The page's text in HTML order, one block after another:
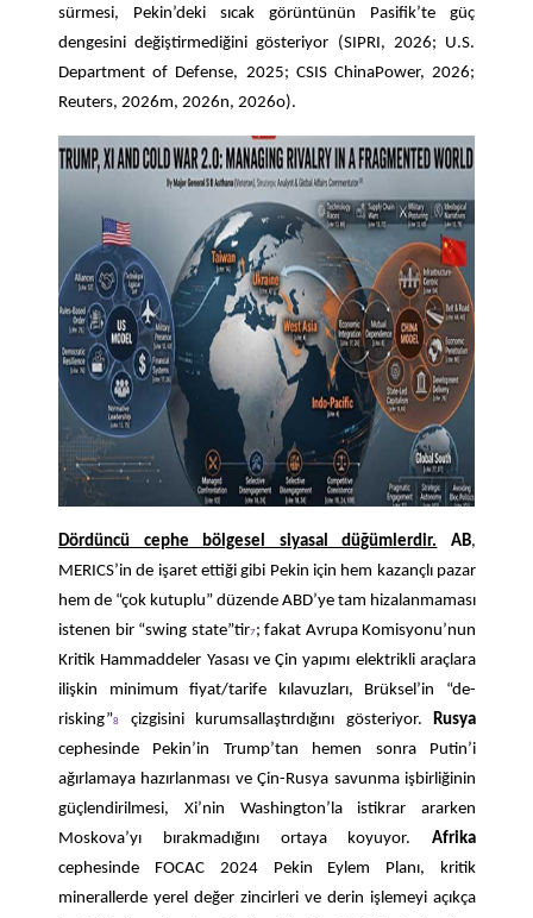
sürmesi, Pekin’deki sıcak görüntünün Pasifik’te güç
dengesini değiştirmediğini gösteriyor (SIPRI, 2026; U.S.
Department of Defense, 2025; CSIS ChinaPower, 2026;
Reuters, 2026m, 2026n, 2026o).
Dördüncü cephe bölgesel siyasal düğümlerdir. AB,
MERICS’in de işaret ettiği gibi Pekin için hem kazançlı pazar
hem de “çok kutuplu” düzende ABD’ye tam hizalanmaması
istenen bir “swing state”tir7; fakat Avrupa Komisyonu’nun
Kritik Hammaddeler Yasası ve Çin yapımı elektrikli araçlara
ilişkin minimum fiyat/tarife kılavuzları, Brüksel’in “de-
risking”8 çizgisini kurumsallaştırdığını gösteriyor. Rusya
cephesinde Pekin’in Trump’tan hemen sonra Putin’i
ağırlamaya hazırlanması ve Çin-Rusya savunma işbirliğinin
güçlendirilmesi, Xi’nin Washington’la istikrar ararken
Moskova’yı bırakmadığını ortaya koyuyor. Afrika
cephesinde FOCAC 2024 Pekin Eylem Planı, kritik
minerallerde yerel değer zincirleri ve derin işlemeyi açıkça